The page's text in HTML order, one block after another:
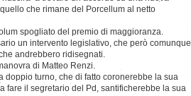
che rimane del Porcellum al netto
spogliato del premio di maggioranza.
un intervento legislativo, che però comunque
andrebbero ridisegnati.
di Matteo Renzi.
doppio turno, che di fatto coronerebbe la sua
fare il segretario del Pd, santificherebbe la sua